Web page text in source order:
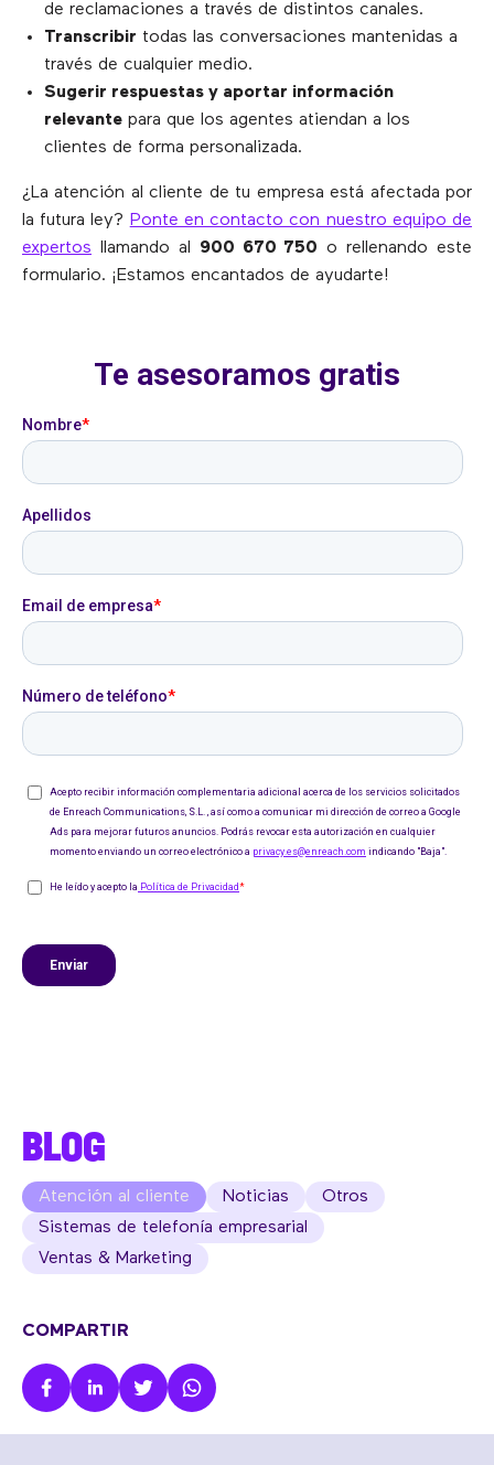
de reclamaciones a través de distintos canales.
Transcribir todas las conversaciones mantenidas a
través de cualquier medio.
Sugerir respuestas y aportar información
relevante para que los agentes atiendan a los
clientes de forma personalizada.
¿La atención al cliente de tu empresa está afectada por
la futura ley? Ponte en contacto con nuestro equipo de
expertos llamando al 900 670 750 o rellenando este
formulario. ¡Estamos encantados de ayudarte!
BLOG
Atención al cliente Noticias
Otros
Sistemas de telefonía empresarial
Ventas & Marketing
COMPARTIR